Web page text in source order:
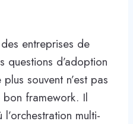
entreprises de
questions d’adoption
souvent n’est pas
framework. Il
multi-